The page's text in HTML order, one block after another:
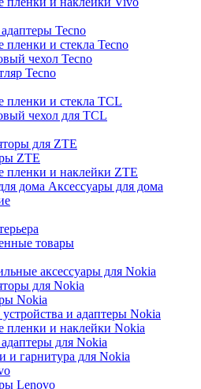
Tecno
пленки и стекла Tecno
чехол Tecno
Tecno
пленки и стекла TCL
чехол для TCL
для ZTE
ZTE
пленки и наклейки ZTE
Аксессуары для дома
товары
аксессуары для Nokia
для Nokia
Nokia
и адаптеры Nokia
пленки и наклейки Nokia
для Nokia
и гарнитура для Nokia
Lenovo